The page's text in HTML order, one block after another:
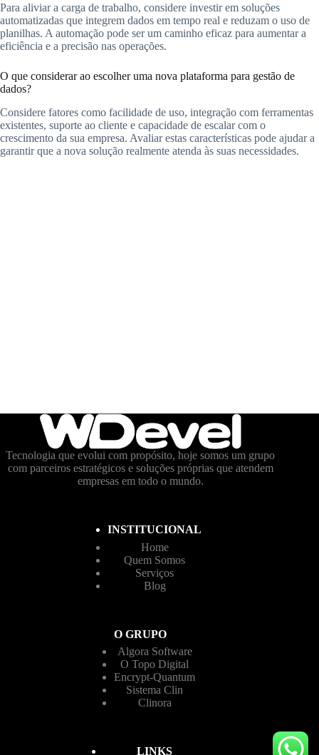
Para aliviar a carga de trabalho, considere investir em soluções
automatizadas que integrem dados em tempo real e reduzam o uso de
planilhas. A automação pode ser um caminho eficaz para aumentar a
eficiência e a precisão nas operações.
O que considerar ao escolher uma nova plataforma para gestão de
dados?
Considere fatores como facilidade de uso, integração com ferramentas
existentes, suporte ao cliente e capacidade de escalar com o
crescimento da sua empresa. Avaliar estas características pode ajudar a
garantir que a nova solução realmente atenda às suas necessidades.
Tecnologia que evolui com propósito, hoje somos um grupo
com parceiros estratégicos e soluções próprias que atendem
empresas em todo o mundo.
INSTITUCIONAL
Home
Quem Somos
Serviços
Blog
O GRUPO
Algora Software
O Topo Digital
Encrypt-Quantum
Sistema Clin
Clinora
LINKS